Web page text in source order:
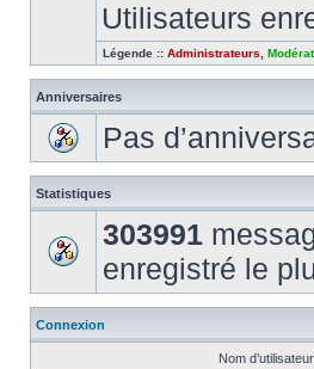
Utilisateurs
Légende :: Administrateurs
Anniversaires
Pas
Statistiques
303991
enregistré le
Connexion
Nom